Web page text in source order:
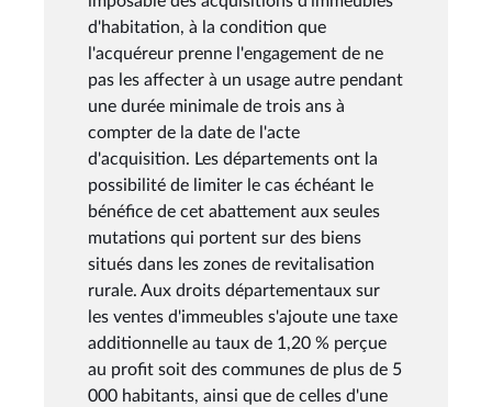
d'habitation, à la condition que
l'acquéreur prenne l'engagement de ne
pas les affecter à un usage autre pendant
une durée minimale de trois ans à
compter de la date de l'acte
d'acquisition. Les départements ont la
possibilité de limiter le cas échéant le
bénéfice de cet abattement aux seules
mutations qui portent sur des biens
situés dans les zones de revitalisation
rurale. Aux droits départementaux sur
les ventes d'immeubles s'ajoute une taxe
additionnelle au taux de 1,20 % perçue
au profit soit des communes de plus de 5
000 habitants, ainsi que de celles d'une